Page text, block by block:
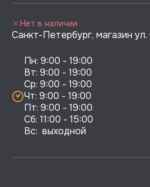
Санкт-Петербург, магазин ул.
Пн: 9:00 - 19:00
Вт: 9:00 - 19:00
Ср: 9:00 - 19:00
Чт: 9:00 - 19:00
Пт: 9:00 - 19:00
Сб: 11:00 - 15:00
Вс:  выходной
Нет в наличии